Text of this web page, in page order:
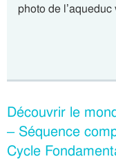
photo de
Découvrir le
– Séquence
Cycle